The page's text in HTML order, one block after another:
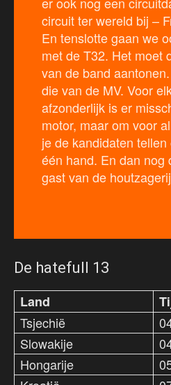
circuit ter wereld bij –
En tenslotte gaan we
met de T32. Het moet
van de band
die van de MV. Voor
afzonderlijk is er
motor, maar om voor
je de kandidaten
één hand. En dan nog
gast van de
De hatefull 13
Land
Tsjechië
Slowakije
Hongarije